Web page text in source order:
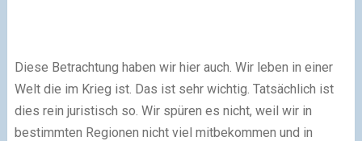
Diese Betrachtung haben wir hier auch. Wir leben in einer
Welt die im Krieg ist. Das ist sehr wichtig. Tatsächlich ist
dies rein juristisch so. Wir spüren es nicht, weil wir in
bestimmten Regionen nicht viel mitbekommen und in